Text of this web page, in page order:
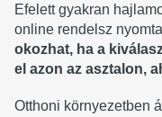
Efelett gyakran
online rendelsz
okozhat, ha a
el azon az asztalon,
Otthoni környezetben